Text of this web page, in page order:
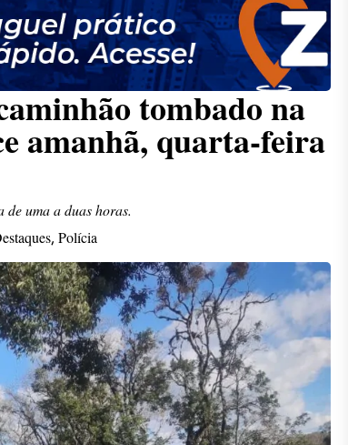
tombado na
amanhã, quarta-feira
uma a duas horas.
, Polícia